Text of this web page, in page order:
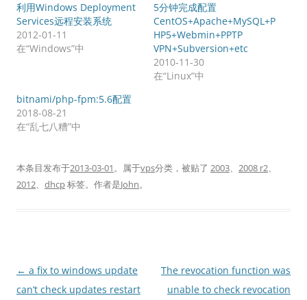
利用Windows Deployment
Services远程安装系统
2012-01-11
在“Windows”中
5分钟完成配置
CentOS+Apache+MySQL+P
HP5+Webmin+PPTP
VPN+Subversion+etc
2010-11-30
在“Linux”中
bitnami/php-fpm:5.6配置
2018-08-21
在“乱七八糟”中
本条目发布于2013-03-01。属于vps分类，被贴了 2003、 2008 r2、
2012、 dhcp标签。 作者是John。
文
章
← a fix to windows update
can’t check updates restart
The revocation function was
unable to check revocation